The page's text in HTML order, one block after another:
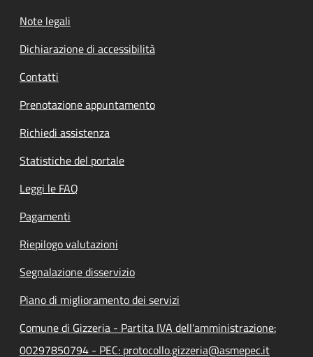
Note legali
Dichiarazione di accessibilità
Contatti
Prenotazione appuntamento
Richiedi assistenza
Statistiche del portale
Leggi le FAQ
Pagamenti
Riepilogo valutazioni
Segnalazione disservizio
Piano di miglioramento dei servizi
Comune di Gizzeria - Partita IVA dell'amministrazione:
00297850794 - PEC: protocollo.gizzeria@asmepec.it